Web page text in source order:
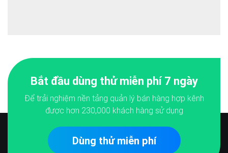
Bắt đầu dùng thử miễn phí 7 ngày
Để trải nghiệm nền tảng quản lý bán hàng hợp kênh
được hơn 230,000 khách hàng sử dụng
Dùng thử miễn phí